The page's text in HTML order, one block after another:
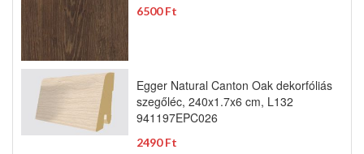
6500 Ft
Egger Natural Canton Oak dekorfóliás
szegőléc, 240x1.7x6 cm, L132
941197EPC026
2490 Ft